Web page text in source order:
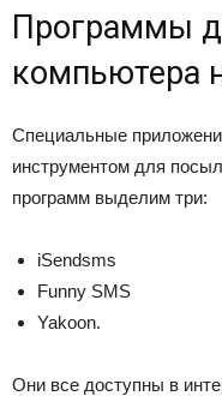
Программы
компьютера
Специальные
инструментом для
программ выделим три:
iSendsms
Funny SMS
Yakoon.
Они все доступны в